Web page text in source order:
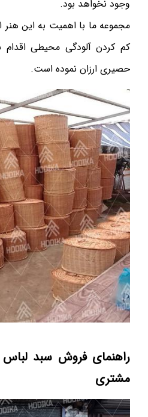
وجود نخواهد بود.
مجموعه ما با اهمیت به این هنر
کم کردن آلودگی محیطی
حصیری ارزان نموده است.
راهنمای فروش سبد
مشتری